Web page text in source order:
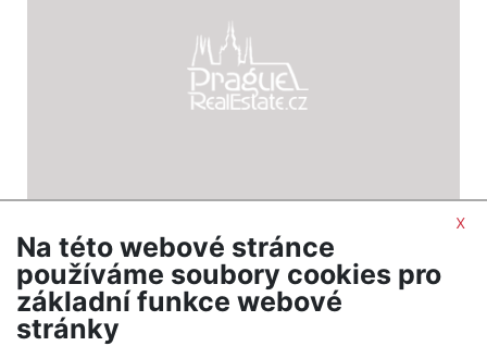
Land for sale / field / 6328 m2
Kuchařovice
474,600 CZK (real estate) Price
x
Na této webové stránce
používáme soubory cookies pro
základní funkce webové
stránky